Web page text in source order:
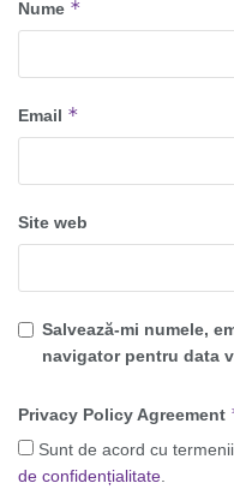
Nume *
Email *
Site web
Salvează-mi numele,
navigator pentru data
Privacy Policy Agreement
Sunt de acord cu
de confidențialitate.